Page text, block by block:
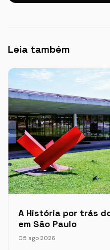
Leia também
A História por trás
em São Paulo
05 ago 2026